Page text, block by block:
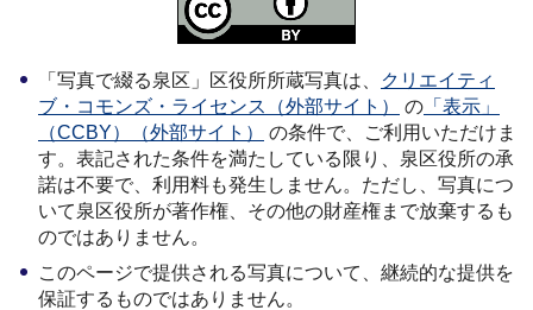
「写真で綴る泉区」区役所所蔵写真は、
クリエイティ
ブ・コモンズ・ライセンス（外部サイト）
の 「表示」
（CCBY）（外部サイト）
の条件で、ご利用いただけま
す。表記された条件を満たしている限り、泉区役所の承
諾は不要で、利用料も発生しません。ただし、写真につ
いて泉区役所が著作権、その他の財産権まで放棄するも
のではありません。
このページで提供される写真について、継続的な提供を
保証するものではありません。